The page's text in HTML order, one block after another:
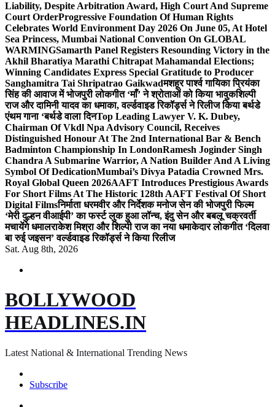
Liability, Despite Arbitration Award, High Court And Supreme
Court OrderProgressive Foundation Of Human Rights
Celebrates World Environment Day 2026 On June 05, At Hotel
Sea Princess, Mumbai National Convention On GLOBAL
WARMINGSamarth Panel Registers Resounding Victory in the
Akhil Bharatiya Marathi Chitrapat Mahamandal Elections;
Winning Candidates Express Special Gratitude to Producer
Sanghamitra Tai Shripatrao Gaikwadमशहूर पार्श्व गायिका प्रियंका
सिंह की आवाज में भोजपुरी लोकगीत ‘माँ’ ने श्रोताओं को किया भावुकशिल्पी
राज और दामिनी यादव का धमाका, वर्ल्डवाइड रिकॉर्ड्स ने रिलीज किया बर्थडे
एंथम गाना ‘बर्थडे वाला दिनTop Leading Lawyer V. K. Dubey,
Chairman Of Vkdl Npa Advisory Council, Receives
Distinguished Honour At The 2nd International Bar & Bench
Badminton Championship In LondonRamesh Joginder Singh
Chandra A Submarine Warrior, A Nation Builder And A Living
Symbol Of DedicationMumbai’s Divya Patadia Crowned Mrs.
Royal Global Queen 2026AAFT Introduces Prestigious Awards
For Short Films At The Historic 128th AAFT Festival Of Short
Digital Filmsनिर्माता धरमवीर और निर्देशक मनोज सेन की भोजपुरी फिल्म
‘मेरी दुल्हन वीआईपी’ का फर्स्ट लुक हुआ लॉन्च, इंदु सेन और बबलू चक्रवर्ती
मचायेंगे धमालराकेश मिश्रा और शिल्पी राज का नया धमाकेदार लोकगीत ‘दिलवा
बा रुई जइसन’ वर्ल्डवाइड रिकॉर्ड्स ने किया रिलीज
Sat. Aug 8th, 2026
BOLLYWOOD
HEADLINES.IN
Latest National & International Trending News
Subscribe